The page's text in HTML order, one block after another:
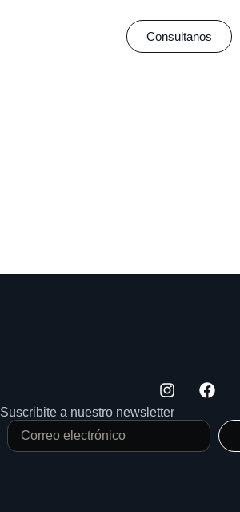
Consultanos
Suscribite a nuestro newsletter